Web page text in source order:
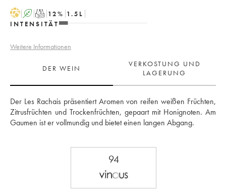
H A T 12% 1.5 L
INTENSITÄT
Weitere Informationen
DER WEIN
VERKOSTUNG UND
LAGERUNG
Der Les Rachais präsentiert Aromen von reifen weißen Früchten,
Zitrusfrüchten und Trockenfrüchten, gepaart mit Honignoten. Am
Gaumen ist er vollmundig und bietet einen langen Abgang.
94